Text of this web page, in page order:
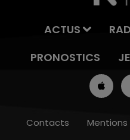
ACTUS
PRONOSTICS
Contacts Mentions